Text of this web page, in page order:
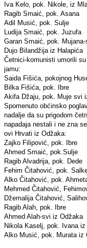
Iva Kelo, pok. Nikole, iz
Ragib Smaić, pok. Asana
Adil Musić, pok. Sulje
Ludija Smaić, pok. Juzufa
Garan Smaić, pok.
Dujo Bilandžija iz Halapića
Četnici-komunisti umorili
jamu:
Saida Fišića, pokojnog
Bilka Fišića, pok. Ibre
Akifa Džaju, pok. Muje svi
Spomenuto obćinsko
nadalje da su prigodom
napadaja nestali i ne zna
ovi Hrvati iz Odžaka:
Zajko Filipović, pok. Ibre
Ahmed Smaić, pok.Sulje
Ragib Alvadrija, pok. Dede
Fehim Čitahović, pok.
Alko Čitahović, pok.
Mehmed Čitahović,
Džemalija Čitahović,
Ragib Alah, pok. Ibre
Ahmed Alah-svi iz Odžaka
Nikola Kaselj, pok. Ivana
Alko Musić, pok. Murata iz